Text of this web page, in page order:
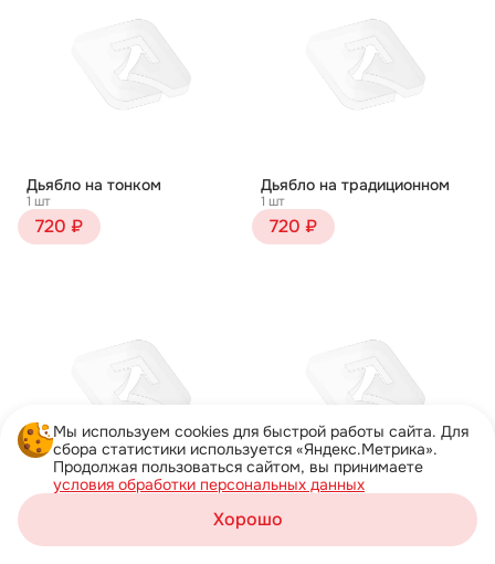
Мы используем cookies для быстрой работы сайта. Для
сбора статистики используется «Яндекс.Метрика».
Продолжая пользоваться сайтом, вы принимаете
условия обработки персональных данных
Хорошо
Каталог Акции Профиль
Дьябло на тонком
1 шт
720 ₽
Дьябло на традиционном
1 шт
720 ₽
Жульен на тонком
750 ₽
1 шт
750 ₽